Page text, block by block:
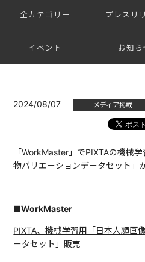
全カテゴリー プレスリ
イベント お知ら
2024/08/07 メディア掲載
「WorkMaster」でPIXTAの機械
物バリエーションデータセット」
■WorkMaster
PIXTA、機械学習用「日本人顔画
ータセット」販売